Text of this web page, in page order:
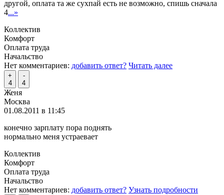
другой, оплата та же сухпай есть не возможно, спишь сначала
4...»
Коллектив
Комфорт
Оплата труда
Начальство
Нет комментариев: добавить ответ? Читать далее
+
4
-
4
Женя
Москва
01.08.2011 в 11:45
конечно зарплату пора поднять
нормально меня устраевает
Коллектив
Комфорт
Оплата труда
Начальство
Нет комментариев: добавить ответ? Узнать подробности